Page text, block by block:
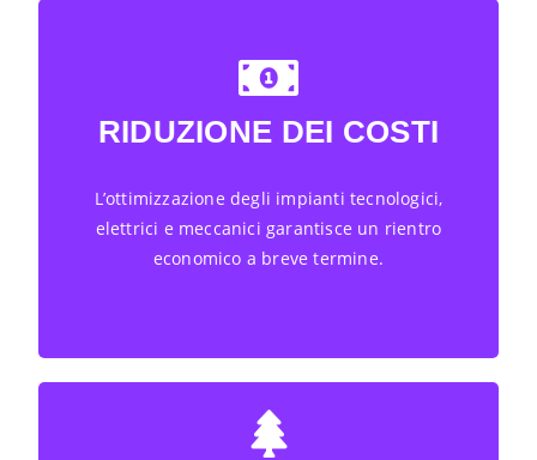
RIDUZIONE DEI COSTI
L’ottimizzazione degli impianti tecnologici,
elettrici e meccanici garantisce un rientro
economico a breve termine.
This is back side content.